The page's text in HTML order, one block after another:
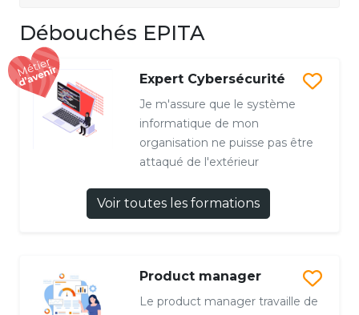
Débouchés EPITA
Expert Cybersécurité
Je m'assure que le système
informatique de mon
organisation ne puisse pas être
attaqué de l'extérieur
Voir toutes les formations
Product manager
Le product manager travaille de